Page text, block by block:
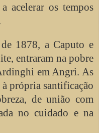
acelerar os tempos
1878, a Caputo e
entraram na pobre
em Angri. As
própria santificação
de união com
no cuidado e na